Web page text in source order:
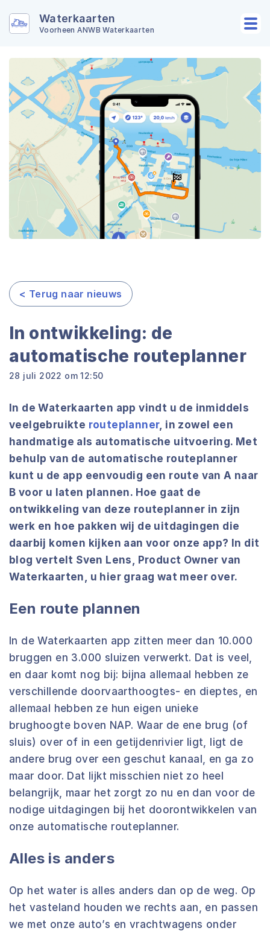
Waterkaarten
Voorheen ANWB Waterkaarten
< Terug naar nieuws
In ontwikkeling: de
automatische routeplanner
28 juli 2022 om 12:50
In de Waterkaarten app vindt u de inmiddels
veelgebruikte routeplanner, in zowel een
handmatige als automatische uitvoering. Met
behulp van de automatische routeplanner
kunt u de app eenvoudig een route van A naar
B voor u laten plannen. Hoe gaat de
ontwikkeling van deze routeplanner in zijn
werk en hoe pakken wij de uitdagingen die
daarbij komen kijken aan voor onze app? In dit
blog vertelt Sven Lens, Product Owner van
Waterkaarten, u hier graag wat meer over.
Een route plannen
In de Waterkaarten app zitten meer dan 10.000
bruggen en 3.000 sluizen verwerkt. Dat is veel,
en daar komt nog bij: bijna allemaal hebben ze
verschillende doorvaarthoogtes- en dieptes, en
allemaal hebben ze hun eigen unieke
brughoogte boven NAP. Waar de ene brug (of
sluis) over of in een getijdenrivier ligt, ligt de
andere brug over een geschut kanaal, en ga zo
maar door. Dat lijkt misschien niet zo heel
belangrijk, maar het zorgt zo nu en dan voor de
nodige uitdagingen bij het doorontwikkelen van
onze automatische routeplanner.
Alles is anders
Op het water is alles anders dan op de weg. Op
het vasteland houden we rechts aan, en passen
we met onze auto’s en vrachtwagens onder